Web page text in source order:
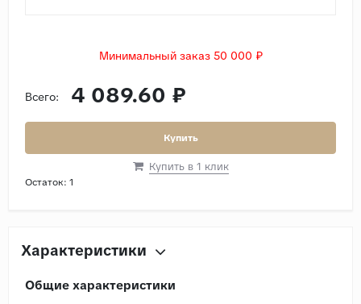
Минимальный заказ 50 000 ₽
Всего: 4 089.60 ₽
Купить
Купить в 1 клик
Остаток: 1
Характеристики
Общие характеристики